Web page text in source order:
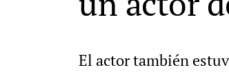
El actor también